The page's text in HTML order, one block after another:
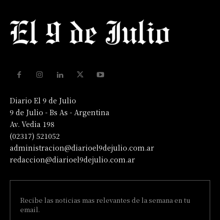
Diario El 9 de Julio
9 de Julio - Bs As - Argentina
Av. Vedia 198
(02317) 521052
administracion@diarioel9dejulio.com.ar
redaccion@diarioel9dejulio.com.ar
Recibe las noticias mas relevantes de la semana en tu
email.